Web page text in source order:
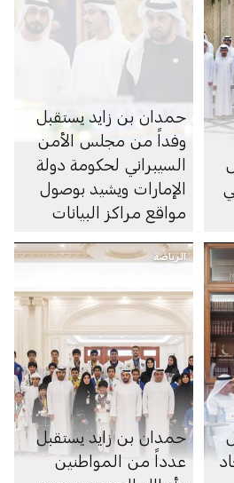
حمدان بن زايد يستقبل
وفداً من مجلس الأمن
السيبراني لحكومة دولة
الإمارات ويشيد بوصول
مواقع مراكز البيانات
إلى منطقة الظفرة
الرياضة
حمدان بن زايد يستقبل
عدداً من المواطنين